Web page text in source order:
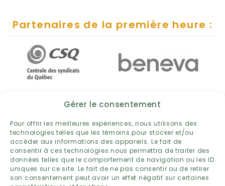
Gérer le consentement
Pour offrir les meilleures expériences, nous utilisons des
technologies telles que les témoins pour stocker et/ou
accéder aux informations des appareils. Le fait de
consentir à ces technologies nous permettra de traiter des
données telles que le comportement de navigation ou les ID
uniques sur ce site. Le fait de ne pas consentir ou de retirer
son consentement peut avoir un effet négatif sur certaines
Partenaires de la première heure :